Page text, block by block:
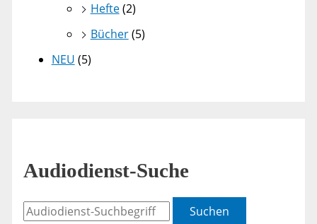
Hefte(2)
Bücher(5)
NEU (5)
Audiodienst-Suche
Suchen